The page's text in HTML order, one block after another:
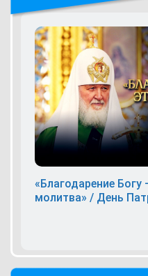
«Благодарение
молитва» / День